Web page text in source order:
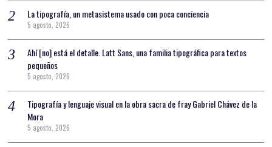
La tipografía, un metasistema usado con poca conciencia
5 agosto, 2026
Ahí [no] está el detalle. Latt Sans, una familia tipográfica para textos
pequeños
5 agosto, 2026
Tipografía y lenguaje visual en la obra sacra de fray Gabriel Chávez de la
Mora
5 agosto, 2026